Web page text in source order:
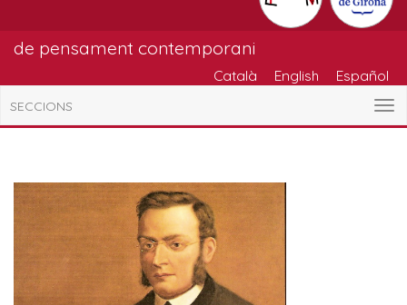
de pensament contemporani
Català English Español
SECCIONS